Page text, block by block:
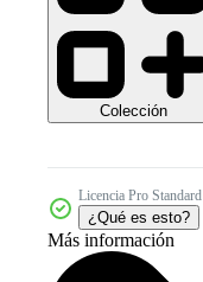
Colección
Licencia Pro Standard
¿Qué es esto?
Más información